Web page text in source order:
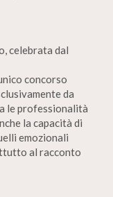
celebrata dal
concorso
da
le professionalità
la capacità di
emozionali
al racconto